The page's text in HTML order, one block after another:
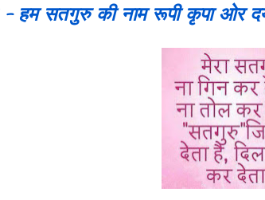
हम सतगुरु की नाम रूपी कृपा ओर